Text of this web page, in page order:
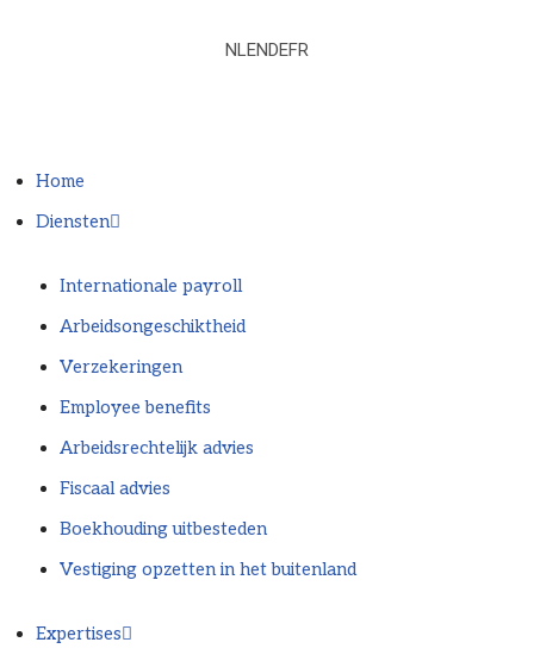
NLENDEFR
Home
Diensten
Internationale payroll
Arbeidsongeschiktheid
Verzekeringen
Employee benefits
Arbeidsrechtelijk advies
Fiscaal advies
Boekhouding uitbesteden
Vestiging opzetten in het buitenland
Expertises